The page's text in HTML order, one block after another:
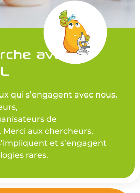
avance
qui s’engagent avec nous,
de
aux chercheurs,
et s’engagent
rares.